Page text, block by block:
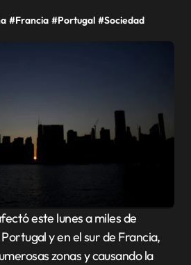
#Francia #Portugal #Sociedad
y en el sur de Francia,
zonas y causando la